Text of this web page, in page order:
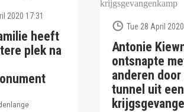
2020 17:31
heeft
plek na
Tue 28 April
Antonie
ontsnapte
anderen door
tunnel uit een